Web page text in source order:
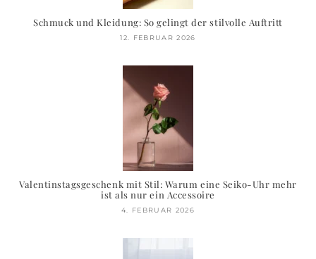
Schmuck und Kleidung: So gelingt der stilvolle Auftritt
12. FEBRUAR 2026
Valentinstagsgeschenk mit Stil: Warum eine Seiko-Uhr mehr
ist als nur ein Accessoire
4. FEBRUAR 2026